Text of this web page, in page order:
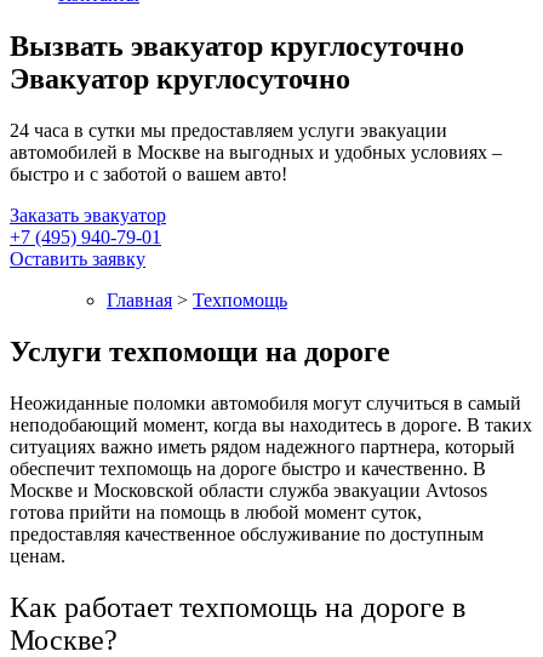
Вызвать эвакуатор круглосуточно
Эвакуатор круглосуточно
24 часа в сутки мы предоставляем услуги эвакуации
автомобилей в Москве на выгодных и удобных условиях –
быстро и с заботой о вашем авто!
Заказать эвакуатор
+7 (495) 940-79-01
Оставить заявку
Главная > Техпомощь
Услуги техпомощи на дороге
Неожиданные поломки автомобиля могут случиться в самый
неподобающий момент, когда вы находитесь в дороге. В таких
ситуациях важно иметь рядом надежного партнера, который
обеспечит техпомощь на дороге быстро и качественно. В
Москве и Московской области служба эвакуации Avtosos
готова прийти на помощь в любой момент суток,
предоставляя качественное обслуживание по доступным
ценам.
Как работает техпомощь на дороге в
Москве?